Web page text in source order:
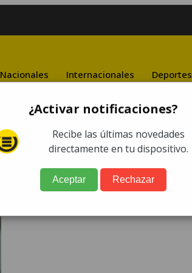
Nacionales Internacionales Deportes
¿Activar notificaciones?
Recibe las últimas novedades
directamente en tu dispositivo.
Aceptar Rechazar